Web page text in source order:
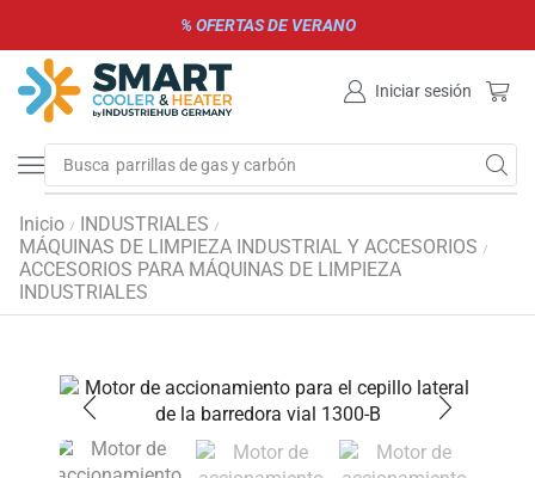
% OFERTAS DE VERANO
Iniciar sesión
Busca parrillas de gas y carbón
Inicio / INDUSTRIALES /
MÁQUINAS DE LIMPIEZA INDUSTRIAL Y ACCESORIOS /
ACCESORIOS PARA MÁQUINAS DE LIMPIEZA
INDUSTRIALES